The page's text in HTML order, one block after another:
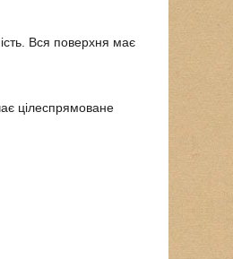
Вся поверхня має
цілеспрямоване